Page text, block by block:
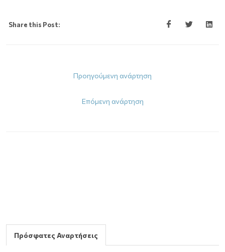
Share this Post:
Προηγούμενη ανάρτηση
Επόμενη ανάρτηση
Πρόσφατες Αναρτήσεις